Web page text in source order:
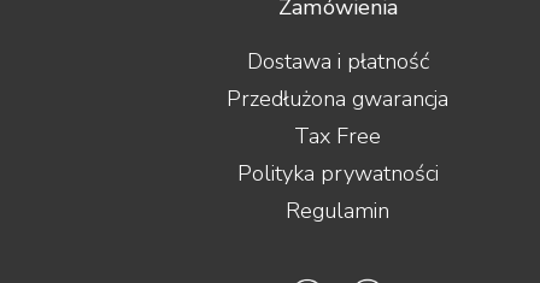
Zamówienia
Dostawa i płatność
Przedłużona gwarancja
Tax Free
Polityka prywatności
Regulamin